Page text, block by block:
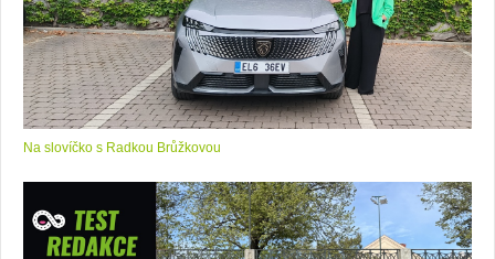
Na slovíčko s Radkou Brůžkovou